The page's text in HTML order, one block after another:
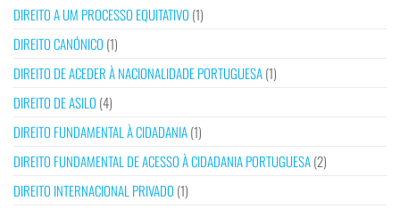
DIREITO A UM PROCESSO EQUITATIVO (1)
DIREITO CANÓNICO (1)
DIREITO DE ACEDER À NACIONALIDADE PORTUGUESA(1)
DIREITO DE ASILO (4)
DIREITO FUNDAMENTAL À CIDADANIA(1)
DIREITO FUNDAMENTAL DE ACESSO À CIDADANIA PORTUGUESA(2)
DIREITO INTERNACIONAL PRIVADO (1)